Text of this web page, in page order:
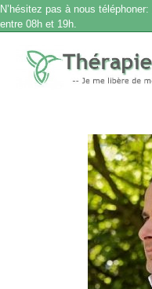
N’hésitez pas à nous téléphoner:
entre 08h et 19h.